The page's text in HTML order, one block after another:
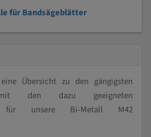
für Bandsägeblätter
Übersicht zu den gängigsten
mit den dazu geeigneten
für unsere Bi-Metall M42